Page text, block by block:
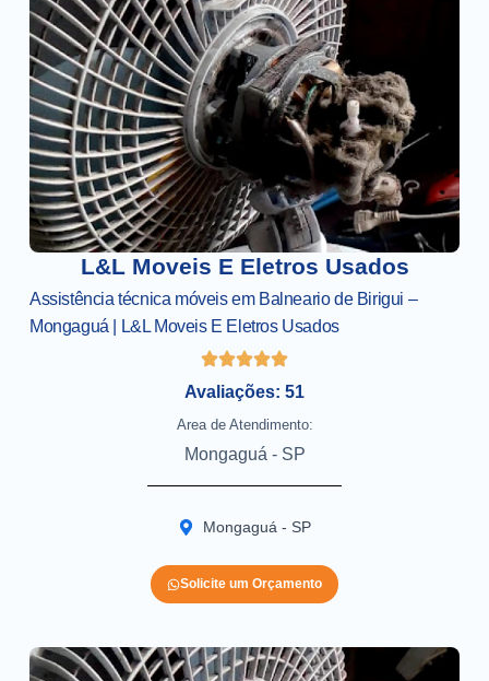
L&L Moveis E Eletros Usados
Assistência técnica móveis em Balneario de Birigui –
Mongaguá | L&L Moveis E Eletros Usados
Avaliações: 51
Area de Atendimento:
Mongaguá - SP
Mongaguá - SP
Solicite um Orçamento